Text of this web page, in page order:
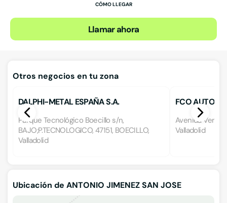
CÓMO LLEGAR
Llamar ahora
Otros negocios en tu zona
DALPHI-METAL ESPAÑA S.A.
Parque Tecnológico Boecillo s/n,
BAJO;P.TECNOLOGICO, 47151, BOECILLO,
Valladolid
FCO
Avenida
Valladolid
Ubicación de ANTONIO JIMENEZ SAN JOSE